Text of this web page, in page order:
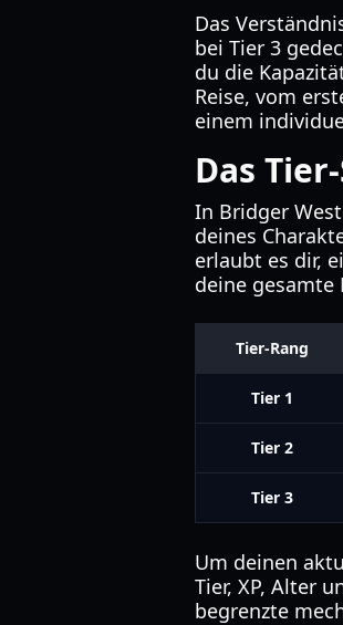
Das
bei Tier 3
du die
Reise, vom
einem
Das
In Bridger
deines
erlaubt es dir,
deine
Tier-Rang
Tier 1
Tier 2
Tier 3
Um deinen
Tier, XP, Alter
begrenzte